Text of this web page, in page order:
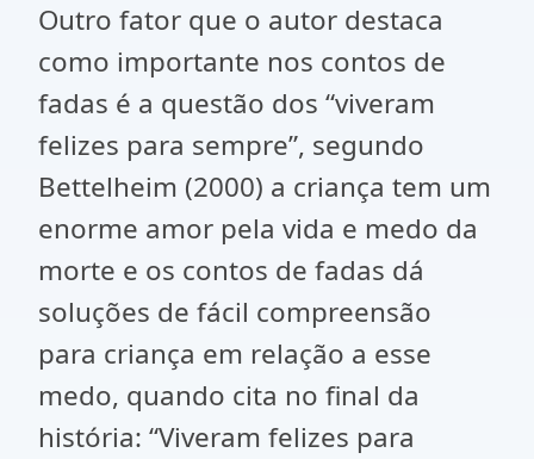
Outro fator que o autor destaca
como importante nos contos de
fadas é a questão dos “viveram
felizes para sempre”, segundo
Bettelheim (2000) a criança tem um
enorme amor pela vida e medo da
morte e os contos de fadas dá
soluções de fácil compreensão
para criança em relação a esse
medo, quando cita no final da
história: “Viveram felizes para